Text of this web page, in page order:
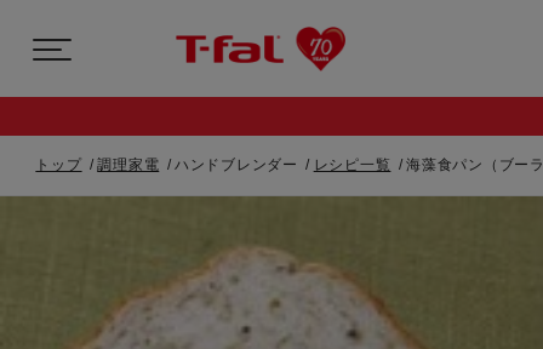
トップ 調理家電 ハンドブレンダー レシピ一覧 海藻食パン（ブー